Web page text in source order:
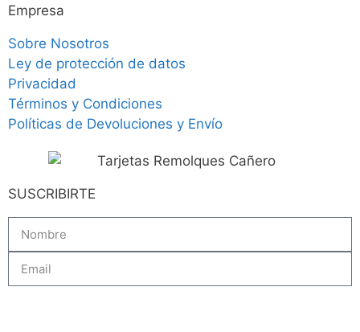
Empresa
Sobre Nosotros
Ley de protección de datos
Privacidad
Términos y Condiciones
Políticas de Devoluciones y Envío
SUSCRIBIRTE